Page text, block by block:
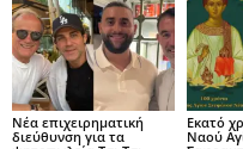
Νέα επιχειρηματική
διεύθυνση για τα
Εκατό
Ναού